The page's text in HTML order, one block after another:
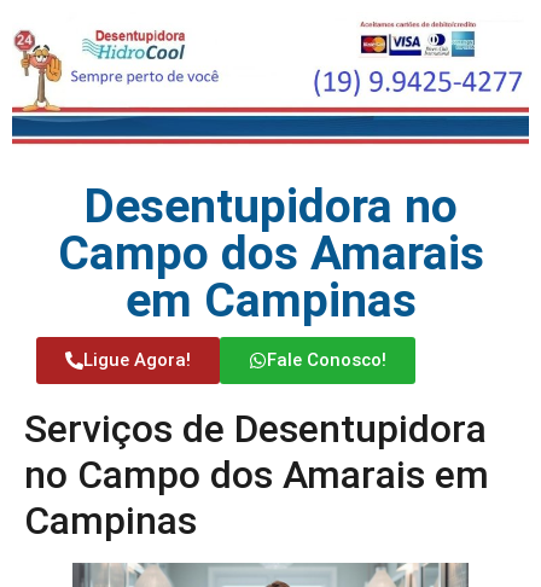
Desentupidora no
Campo dos Amarais
em Campinas
Ligue Agora! Fale Conosco!
Serviços de Desentupidora
no Campo dos Amarais em
Campinas